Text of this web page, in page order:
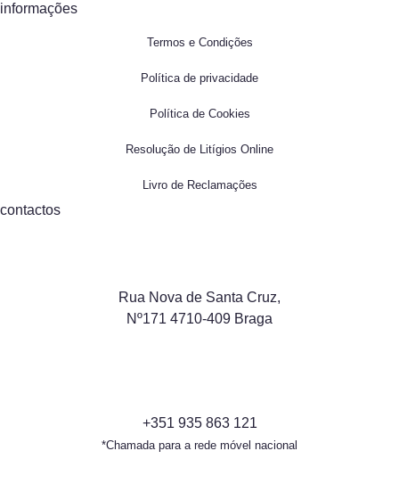
informações
Termos e Condições
Política de privacidade
Política de Cookies
Resolução de Litígios Online
Livro de Reclamações
contactos
Rua Nova de Santa Cruz,
Nº171 4710-409 Braga
+351 935 863 121
*Chamada para a rede móvel nacional